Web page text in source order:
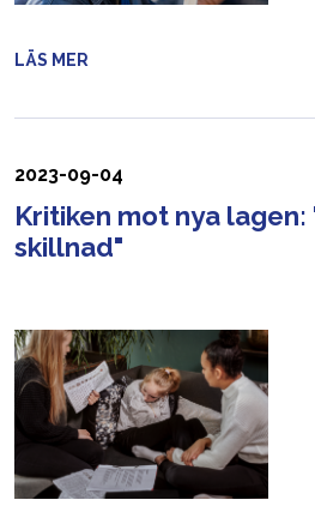
LÄS MER
2023-09-04
Kritiken mot nya
skillnad"